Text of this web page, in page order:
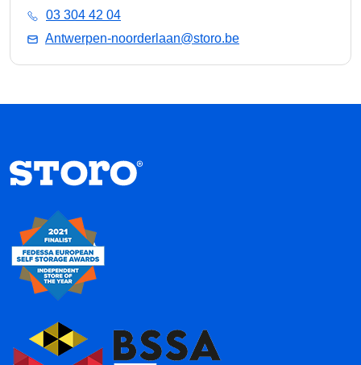
03 304 42 04
Antwerpen-noorderlaan@storo.be